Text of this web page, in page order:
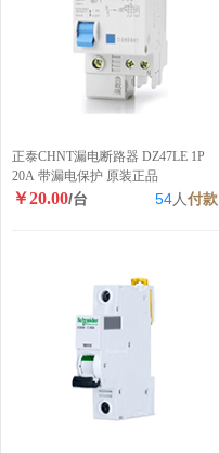
正泰CHNT漏电断路器 DZ47LE 1P
20A 带漏电保护 原装正品
￥20.00/台 54人付款